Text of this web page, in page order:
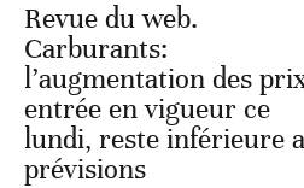
Revue du web.
Carburants:
l’augmentation des
entrée en vigueur ce
lundi, reste inférieure
prévisions